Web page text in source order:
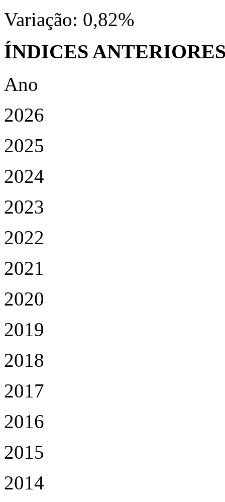
Variação: 0,82%
ÍNDICES
Ano
2026
2025
2024
2023
2022
2021
2020
2019
2018
2017
2016
2015
2014